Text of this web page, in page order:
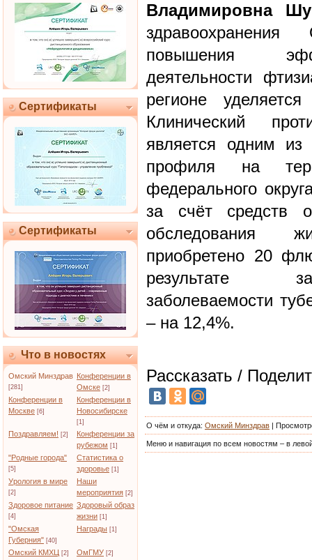
Сертификаты
Сертификаты
Что в новостях
Омский Минздрав
[281]
Конференции в
Омске [2]
Конференции в
Москве [6]
Конференции в
Новосибирске
[1]
Поздравляем! [2]
Конференции за
рубежом [1]
"Родные города"
[5]
Статистика о
здоровье [1]
Урология в мире
[2]
Наши
мероприятия [2]
Здоровое питание
[4]
Здоровый образ
жизни [1]
"Омская
Губерния" [40]
Награды [1]
Омский КМХЦ [2] ОмГМУ [2]
Владимировна
повышения
деятельности
регионе
Клинический
является одним из
профиля на
федерального
за счёт средств
обследования
приобретено 20
результате
заболеваемости
– на 12,4%.
Рассказать /
О чём и откуда: Омский Минздрав |
Меню и навигация по всем новостям – в